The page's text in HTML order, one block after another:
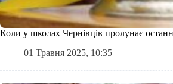
Коли у школах Чернівців пролунає
01 Травня 2025, 10:35